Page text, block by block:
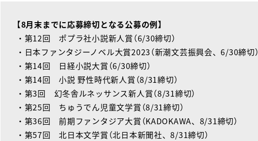
【8月末までに応募締切となる公募の例】
・第12回 ポプラ社小説新人賞（6/30締切）
・日本ファンタジーノベル大賞2023（新潮文芸振興会、6/30締切）
・第14回 日経小説大賞（6/30締切）
・第14回 小説 野性時代新人賞（8/31締切）
・第3回 幻冬舎ルネッサンス新人賞（8/31締切）
・第25回 ちゅうでん児童文学賞（8/31締切）
・第36回 前期ファンタジア大賞（KADOKAWA、8/31締切）
・第57回 北日本文学賞（北日本新聞社、8/31締切）